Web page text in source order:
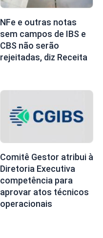
NFe e outras notas
sem campos de IBS e
CBS não serão
rejeitadas, diz Receita
Comitê Gestor atribui à
Diretoria Executiva
competência para
aprovar atos técnicos
operacionais